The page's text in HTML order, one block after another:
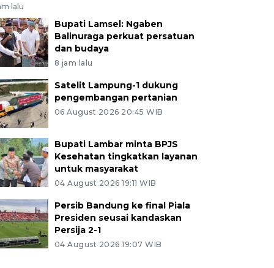
lalu
Bupati Lamsel: Ngaben
Balinuraga perkuat persatuan
dan budaya
8 jam lalu
Satelit Lampung-1 dukung
pengembangan pertanian
06 August 2026 20:45 WIB
Bupati Lambar minta BPJS
Kesehatan tingkatkan layanan
untuk masyarakat
04 August 2026 19:11 WIB
Persib Bandung ke final Piala
Presiden seusai kandaskan
Persija 2-1
04 August 2026 19:07 WIB